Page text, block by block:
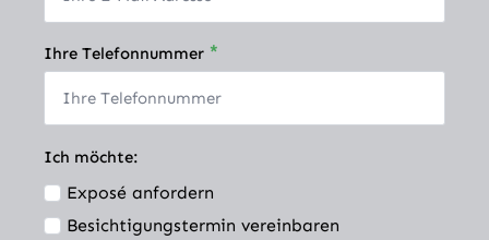
Ihre Telefonnummer *
Ich möchte:
Exposé anfordern
Besichtigungstermin vereinbaren